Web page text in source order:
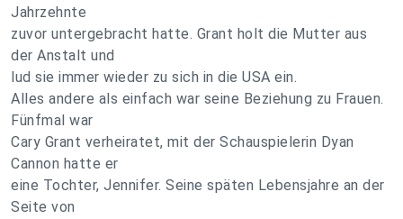
Jahrzehnte
zuvor untergebracht hatte. Grant holt die Mutter aus
der Anstalt und
lud sie immer wieder zu sich in die USA ein.
Alles andere als einfach war seine Beziehung zu Frauen.
Fünfmal war
Cary Grant verheiratet, mit der Schauspielerin Dyan
Cannon hatte er
eine Tochter, Jennifer. Seine späten Lebensjahre an der
Seite von